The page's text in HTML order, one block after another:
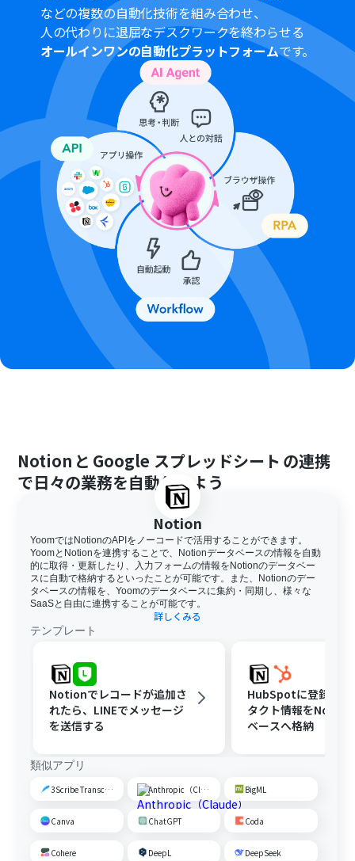
などの複数の自動化技術を組み合わせ、
人の代わりに退屈なデスクワークを終わらせる
オールインワンの自動化プラットフォームです。
Notion と Google スプレッドシート の連携
で日々の業務を自動化しよう
Notion
YoomではNotionのAPIをノーコードで活用することができます。
YoomとNotionを連携することで、Notionデータベースの情報を自動
的に取得・更新したり、入力フォームの情報をNotionのデータベー
スに自動で格納するといったことが可能です。また、Notionのデー
タベースの情報を、Yoomのデータベースに集約・同期し、様々な
SaaSと自由に連携することが可能です。
詳しくみる
テンプレート
Notionでレコードが追加さ
れたら、LINEでメッセージ
を送信する
HubSpotに登録され
タクト情報をNotion
ベースへ格納
類似アプリ
3Scribe Transcription Anthropic（Claude） BigML
Canva ChatGPT Coda
Cohere DeepL DeepSeek